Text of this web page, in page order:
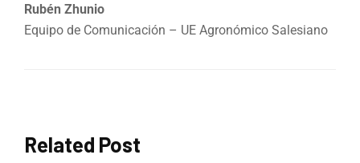
Rubén Zhunio
Equipo de Comunicación – UE Agronómico Salesiano
Related Post